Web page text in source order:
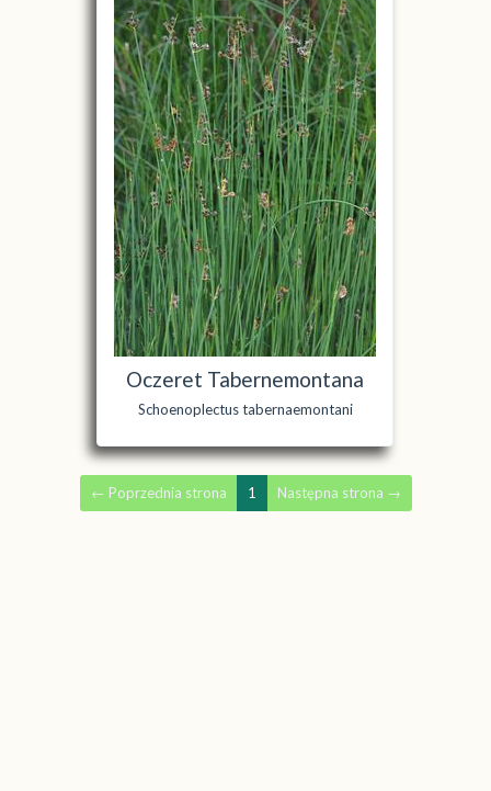
Oczeret Tabernemontana
Schoenoplectus tabernaemontani
← Poprzednia strona 1 Następna strona →